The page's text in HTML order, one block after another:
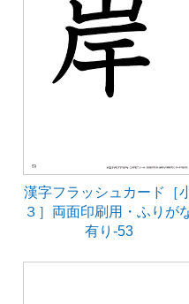
漢字フラッシュカード［
３］両面印刷用・ふりが
有り-53